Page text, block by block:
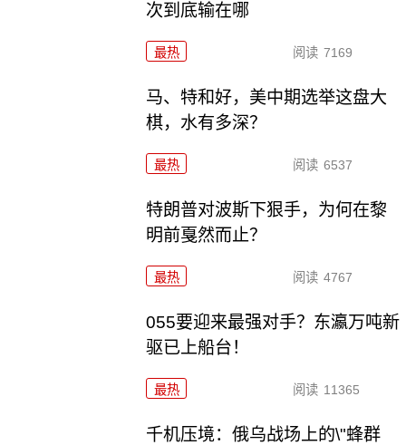
次到底输在哪
最热 阅读 7169
马、特和好，美中期选举这盘大
棋，水有多深？
最热 阅读 6537
特朗普对波斯下狠手，为何在黎
明前戛然而止？
最热 阅读 4767
055要迎来最强对手？东瀛万吨新
驱已上船台！
最热 阅读 11365
千机压境：俄乌战场上的\"蜂群